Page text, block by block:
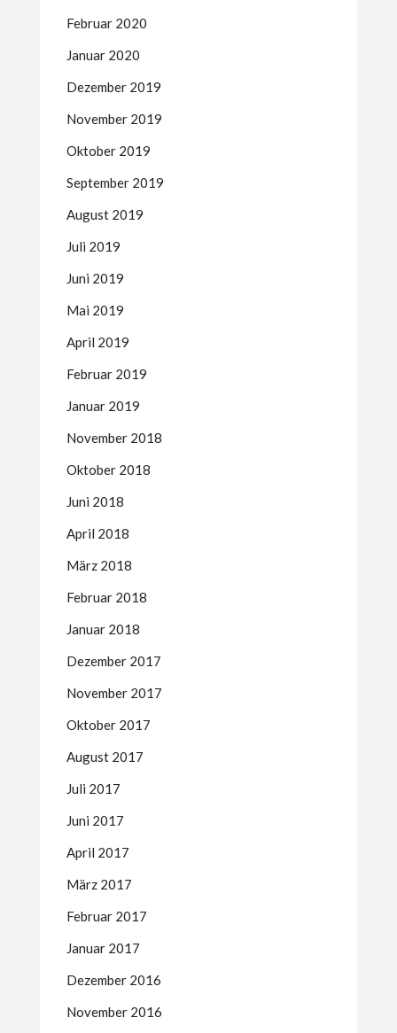
Februar 2020
Januar 2020
Dezember 2019
November 2019
Oktober 2019
September 2019
August 2019
Juli 2019
Juni 2019
Mai 2019
April 2019
Februar 2019
Januar 2019
November 2018
Oktober 2018
Juni 2018
April 2018
März 2018
Februar 2018
Januar 2018
Dezember 2017
November 2017
Oktober 2017
August 2017
Juli 2017
Juni 2017
April 2017
März 2017
Februar 2017
Januar 2017
Dezember 2016
November 2016